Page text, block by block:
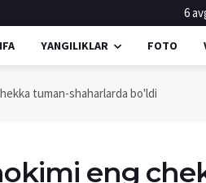
6
YANGILIKLAR FOTO
tuman-shaharlarda bo'ldi
eng